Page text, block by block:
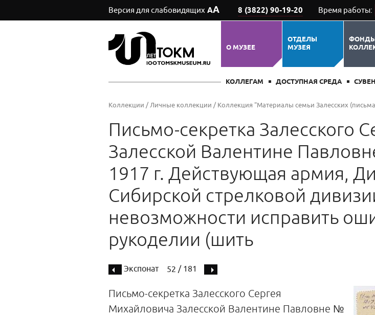
Версия для слабовидящих АА 8 (3822) 90-19-20 Время работы:
О МУЗЕЕ
ОТДЕЛЫ
МУЗЕЯ
КОЛЛЕГАМ ДОСТУПНАЯ СРЕДА
Коллекции /Личные коллекции / Коллекция "Материалы семьи Залесских
Письмо-секретка Залесского
Залесской Валентине
1917 г. Действующая армия,
Сибирской стрелковой
невозможности исправить
рукоделии (шить
Экспонат 52 / 181
Письмо-секретка Залесского Сергея
Михайловича Залесской Валентине Павловне №